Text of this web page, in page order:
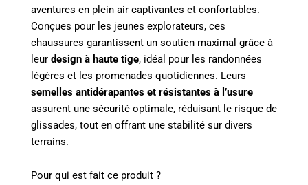
aventures en plein air captivantes et confortables.
Conçues pour les jeunes explorateurs, ces
chaussures garantissent un soutien maximal grâce à
leur design à haute tige, idéal pour les randonnées
légères et les promenades quotidiennes. Leurs
semelles antidérapantes et résistantes à l’usure
assurent une sécurité optimale, réduisant le risque de
glissades, tout en offrant une stabilité sur divers
terrains.
Pour qui est fait ce produit ?